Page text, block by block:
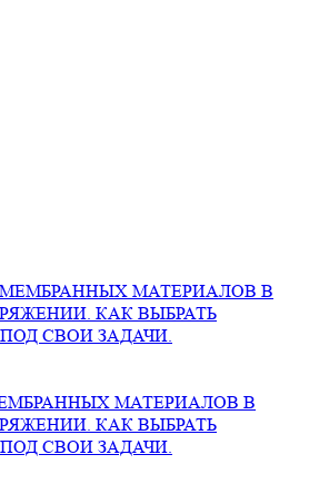
МАТЕРИАЛОВ В
КАК ВЫБРАТЬ
СВОИ ЗАДАЧИ.